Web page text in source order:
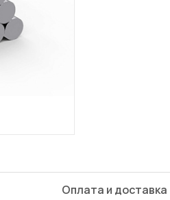
Оплата и доставка